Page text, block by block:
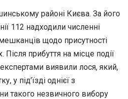
районі Києва. За його
112 надходили численні
щодо присутності
прибуття на місце події
виявили лося, який,
у під’їзді однієї з
такого незвичного вибору